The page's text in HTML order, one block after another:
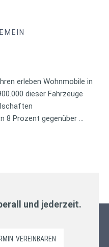
erleben Wohnmobile in
dieser Fahrzeuge
8 Prozent gegenüber …
und jederzeit.
VEREINBAREN